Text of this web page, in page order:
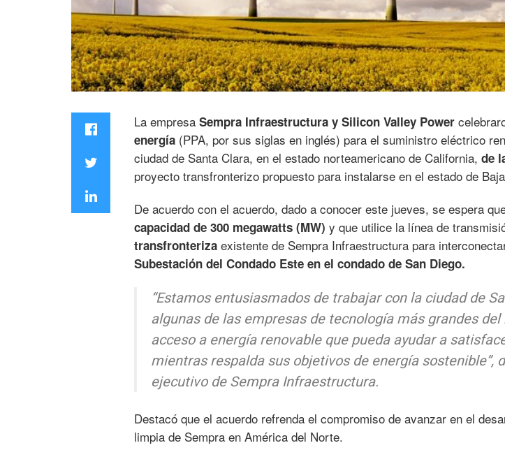
La empresa Sempra Infraestructura y Silicon Valley Power
energía (PPA, por sus siglas en inglés) para el suministro eléctrico
ciudad de Santa Clara, en el estado norteamericano de California, de
proyecto transfronterizo propuesto para instalarse en el estado de
De acuerdo con el acuerdo, dado a conocer este jueves, se espera
capacidad de 300 megawatts (MW) y que utilice la línea de
transfronteriza existente de Sempra Infraestructura para
Subestación del Condado Este en el condado de San Diego.
“Estamos entusiasmados de trabajar con la ciudad de
algunas de las empresas de tecnología más grandes
acceso a energía renovable que pueda ayudar a
mientras respalda sus objetivos de energía sostenible”,
ejecutivo de Sempra Infraestructura.
Destacó que el acuerdo refrenda el compromiso de avanzar en el
limpia de Sempra en América del Norte.